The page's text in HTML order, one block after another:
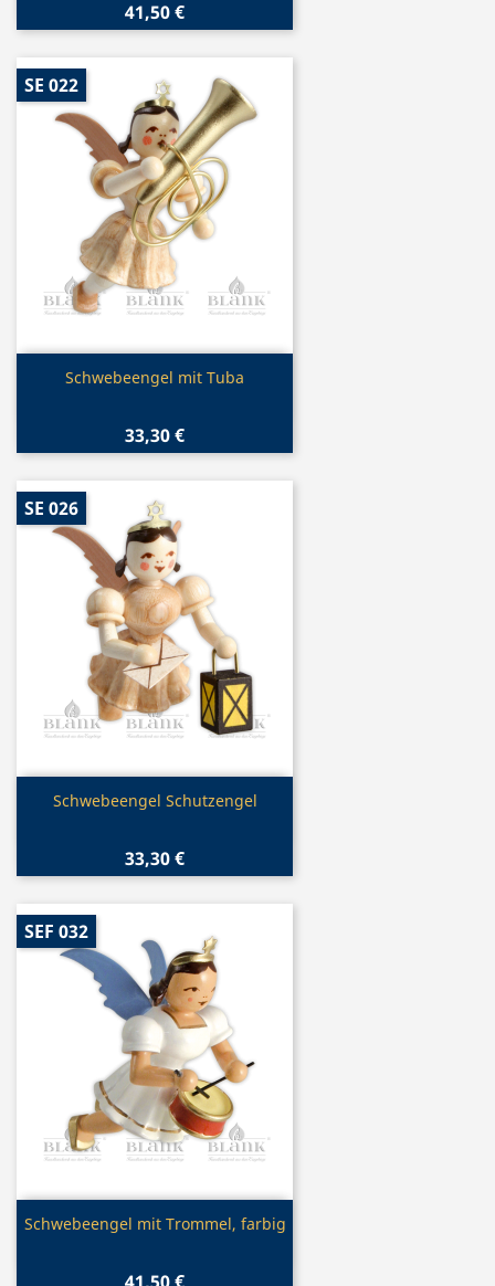
41,50 €
Vorschau
Schwebeengel mit Tuba
33,30 €
SE 022
Vorschau
Schwebeengel Schutzengel
33,30 €
SE 026
Vorschau
Schwebeengel mit Trommel, farbig
SEF 032